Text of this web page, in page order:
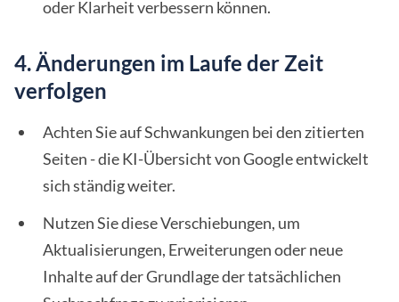
oder Klarheit verbessern können.
4. Änderungen im Laufe der Zeit
verfolgen
Achten Sie auf Schwankungen bei den zitierten
Seiten - die KI-Übersicht von Google entwickelt
sich ständig weiter.
Nutzen Sie diese Verschiebungen, um
Aktualisierungen, Erweiterungen oder neue
Inhalte auf der Grundlage der tatsächlichen